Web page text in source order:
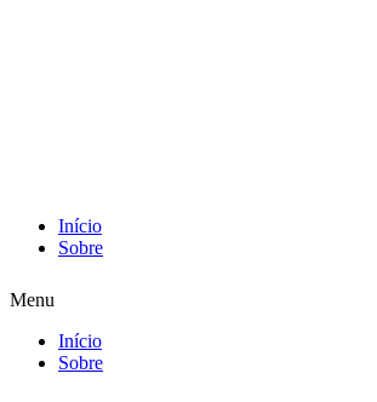
Início
Sobre
Menu
Início
Sobre